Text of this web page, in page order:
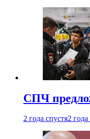
СПЧ
2 года спустя2 года